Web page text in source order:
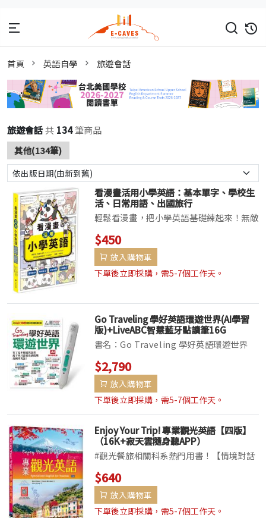
首頁 英語自學 旅遊會話
旅遊會話共 134筆商品
其他(134筆)
看漫畫活用小學英語：基本單字、學校生
活、日常用語、出國旅行
輕鬆看漫畫，把小學英語基礎練起來！無敵
爆笑的漫畫╳貼近日常的生活情境實用的英
語會話╳趣味橫生的補充知識★內容涵蓋
108課綱小學英語所有學習主題，跟著既可
愛又笑料百出的貓熊太郎、貓熊花子和新朋
$450
放入購物車
下單後立即採購，需5-7個工作天。
Go Traveling 學好英語環遊世界(AI學習
版)+LiveABC智慧藍牙點讀筆16G
書名：Go Traveling 學好英語環遊世界
(AI學習版)定價：399元從機場到飯店，從
點餐到購物，旅途中可能用到的英語都在這
一本〜旅人詞彙心智圖＋實用句＋會話＋旅
遊資訊依旅遊場景打造，讓你出國時...
$2,790
放入購物車
下單後立即採購，需5-7個工作天。
Enjoy Your Trip! 專業觀光英語【四版】
（16K+寂天雲隨身聽APP）
#觀光餐旅相關科系熱門用書！【情境對話
＋深度解說＋實用表達＋課後練習】X 【實
境彩圖＋會話MP3】＝ A+旅行實力！快速
提升旅行溝通力和知識力，輕鬆玩遍全世
界！本書專為餐旅觀光相關科系學生量身打
$640
放入購物車
下單後立即採購，需5-7個工作天。